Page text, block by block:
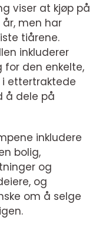
viser at kjøp på
men har
tiårene.
inkluderer
for den enkelte,
ettertraktede
å dele på
inkludere
bolig,
og
og
om å selge